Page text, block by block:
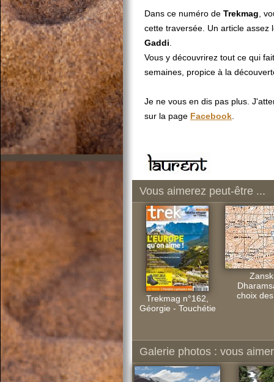
Dans ce numéro de Trekmag ,
cette traversée. Un article
Gaddi
Vous y découvrirez tout ce qui
semaines, propice à la
Je ne vous en dis pas plus.
sur la page Facebook
Vous aimerez peut-être ...
Trekmag n°162,
Géorgie - Touchétie
choix
Galerie photos : vous